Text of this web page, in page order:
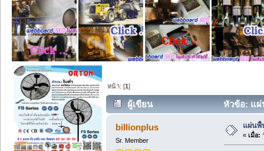
หน้า: [1]
ผู้เขียน หัวข้อ: แผ่
billionplus
Sr. Member
แผ่นพื้
« เมื่อ: